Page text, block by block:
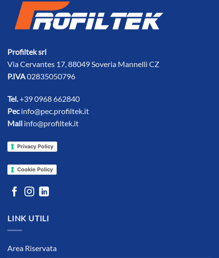
Profiltek srl
Via Cervantes 17, 88049 Soveria Mannelli CZ
P.IVA02835050796
Tel.+39 0968 662840
Pecinfo@pec.profiltek.it
Mail info@profiltek.it
Privacy Policy
Cookie Policy
LINK UTILI
Area Riservata